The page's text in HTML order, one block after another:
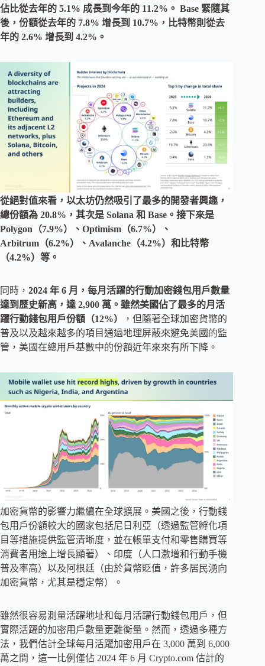
佔比從去年的 5.1% 成長到今年的 11.2%。 Base 緊隨其
後，份額從去年的 7.8% 增長到 10.7%，比特幣則從去
年的 2.6% 增長到 4.2%。
從絕對值來看，以太坊仍然吸引了最多的開發者興趣，
總份額為 20.8%，其次是 Solana 和 Base。接下來是
Polygon（7.9%）、Optimism（6.7%）、
Arbitrum（6.2%）、Avalanche（4.2%）和比特幣
（4.2%）等。
同時， 2024 年 6 月，每月活躍的行動加密錢包用戶數量
達到歷史新高，達 2,900 萬。雖然美國佔了最多的月活
躍行動錢包用戶份額（12%）
，但隨著全球加密貨幣的
普及以及越來越多的項目通過地理屏蔽來避免美國的監
管，美國在總用戶基數中的份額近年來來有所下降。
加密貨幣的影響力繼續在全球擴展。美國之後，行動錢
包用戶份額較大的國家包括尼日利亞（透過監管孵化項
目等措施提供監管清晰度，並在帳單支付和零售購買等
消費者用途上增長顯著）、印度（人口激增和行動手機
普及率高）以及阿根廷（由於貨幣貶值，許多居民湧向
加密貨幣，尤其是穩定幣）。
雖然很容易測量活躍地址和每月活躍行動錢包用戶，但
實際活躍的加密用戶數量更難衡量。然而，透過多種方
法，我們估計全球每月活躍加密用戶在 3,000 萬到 6,000
萬之間，這一比例僅佔 2024 年 6 月 Crypto.com 估計的